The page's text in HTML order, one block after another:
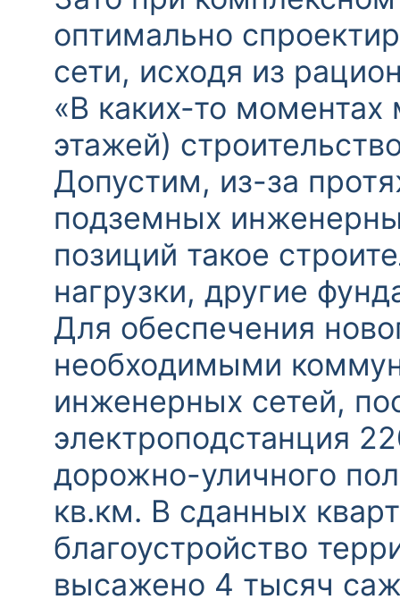
оптимально
сети, исходя из
«В каких-то
этажей)
Допустим, из-за
подземных
позиций такое
нагрузки, другие
Для обеспечения
необходимыми
инженерных сетей,
электроподстанция
дорожно-уличного
кв.км. В сданных
благоустройство
высажено 4 тысяч